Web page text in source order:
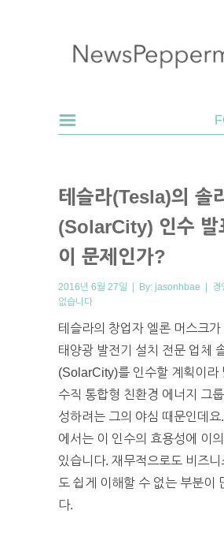
테슬라(Tesla)의 솔
(SolarCity) 인수 발
이 문제인가?
2016년 6월 27일 | By: jasonhbae | 경
없습니다
테슬라의 창업자 엘론 머스크가
태양광 발전기 설치 전문 업체
(SolarCity)를 인수할 계획이라
수직 통합형 친환경 에너지 그
성하려는 그의 야심 때문인데
에서는 이 인수의 효용성에 이
있습니다. 재무적으로도 비즈니
도 쉽게 이해할 수 없는 부분이
다.